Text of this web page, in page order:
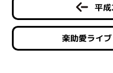
平
楽助愛ライ